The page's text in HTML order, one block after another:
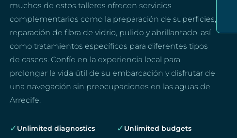
muchos de estos talleres ofrecen servicios
complementarios como la preparación de superficies,
reparación de fibra de vidrio, pulido y abrillantado, así
como tratamientos específicos para diferentes tipos
de cascos. Confíe en la experiencia local para
prolongar la vida útil de su embarcación y disfrutar de
una navegación sin preocupaciones en las aguas de
Arrecife.
✓ Unlimited diagnostics ✓ Unlimited budgets